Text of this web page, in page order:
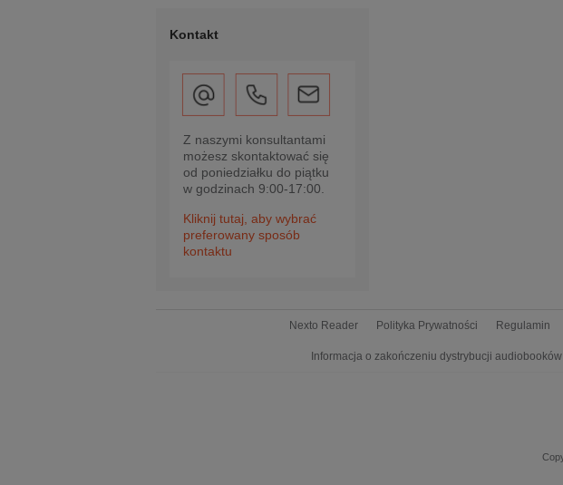
Kontakt
Z naszymi konsultantami
możesz skontaktować się
od poniedziałku do piątku
w godzinach 9:00-17:00.
Kliknij tutaj, aby wybrać
preferowany sposób
kontaktu
Nexto Reader Polityka Prywatności Regulamin
Informacja o zakończeniu dystrybucji